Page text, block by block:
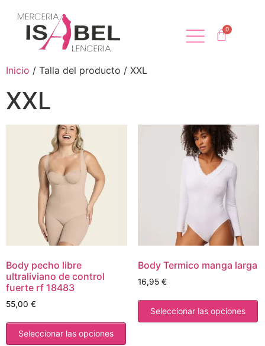
Inicio / Talla del producto / XXL
XXL
Body pecho libre
ultraliviano de control
fuerte rf 18483
55,00 €
Seleccionar las opciones
Body Termico manga larga
16,95 €
Seleccionar las opciones